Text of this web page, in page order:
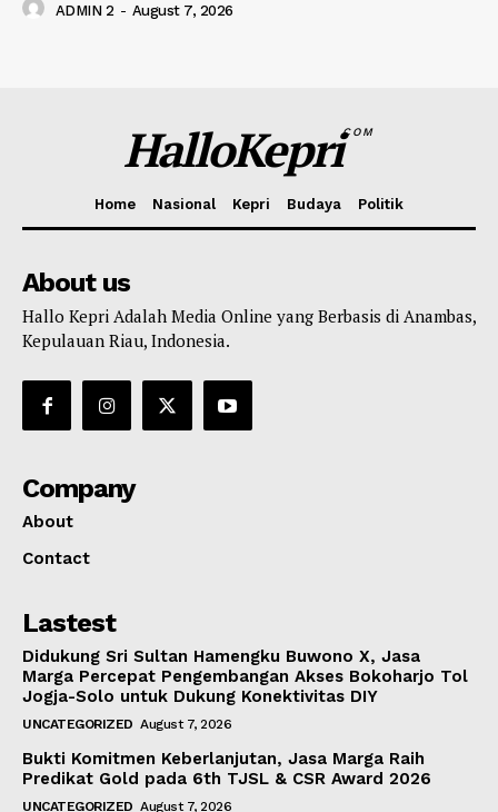
ADMIN 2 - August 7, 2026
HalloKepriCOM
Home Nasional Kepri Budaya Politik
About us
Hallo Kepri Adalah Media Online yang Berbasis di Anambas,
Kepulauan Riau, Indonesia.
Company
About
Contact
Lastest
Didukung Sri Sultan Hamengku Buwono X, Jasa
Marga Percepat Pengembangan Akses Bokoharjo Tol
Jogja-Solo untuk Dukung Konektivitas DIY
UNCATEGORIZED August 7, 2026
Bukti Komitmen Keberlanjutan, Jasa Marga Raih
Predikat Gold pada 6th TJSL & CSR Award 2026
UNCATEGORIZED August 7, 2026